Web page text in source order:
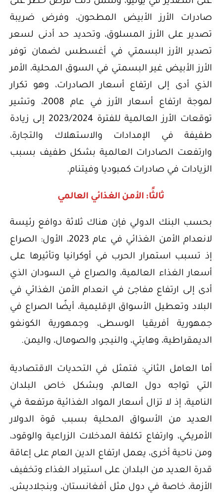
صادرات الأرز الأبيض المطحون، وفرض ضريبة
تصدير على الأرز المسلوق، وتحديد حد أدنى لسعر
تصدير الأرز البسمتي في أغسطس لضمان توفر
الأرز الأبيض غير البسمتي في السوق المحلية، الأمر
الذي أدى إلى ارتفاع أسعار الصادرات، وهو تكرار
لموجة ارتفاع أسعار الأرز في عام 2008، وتشير
توقعات الأرز العالمية للفترة 2023/2024 إلى زيادة
طفيفة في الإمدادات والاستهلاك والتجارة،
وارتفعت الصادرات العالمية بشكل طفيف بسبب
الزيادات في صادرات كمبوديا وفيتنام.
ثالثًا: الأمن الغذائي العالمي
بحسب البنك الدولي فإن هناك ثلاثة دوافع رئيسة
لانعدام الأمن الغذائي في عام 2023، الأول: الصراع
إذ تسبب استمرار الحرب في أوكرانيا وتأثيرها على
أسعار الغذاء العالمية، والصراع في السودان الذي
أدى إلى ارتفاع مفاجئ في انعدام الأمن الغذائي في
البلاد وتعطيل الأسواق الإقليمية، أيضًا الصراع في
جمهورية أفريقيا الوسطى، وجمهورية الكونغو
الديمقراطية، وهايتي، والنيجر، والصومال، واليمن.
أما العامل الثاني: فتمثل في التحديات الاقتصادية
التي تواجه دول العالم، وبشكل خاص البلدان
النامية، إذ لا تزال أسعار المواد الغذائية مرتفعة في
العديد من الأسواق المحلية بسبب قوة الدولار
الأمريكي، وارتفاع تكلفة المدخلات الزراعية والوقود،
ومن ناحية أخرى، يعمل ارتفاع الدين العام على إعاقة
قدرة العديد من البلدان على استيراد الغذاء وتخفيف
الأزمة، خاصة في دول مثل أفغانستان، وبنجلاديش،